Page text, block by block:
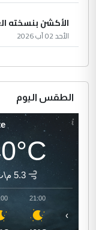
الأكشن بنسخته
الأحد 02 آب 2026
الطقس اليوم
5.3 م\ث
21:00
›